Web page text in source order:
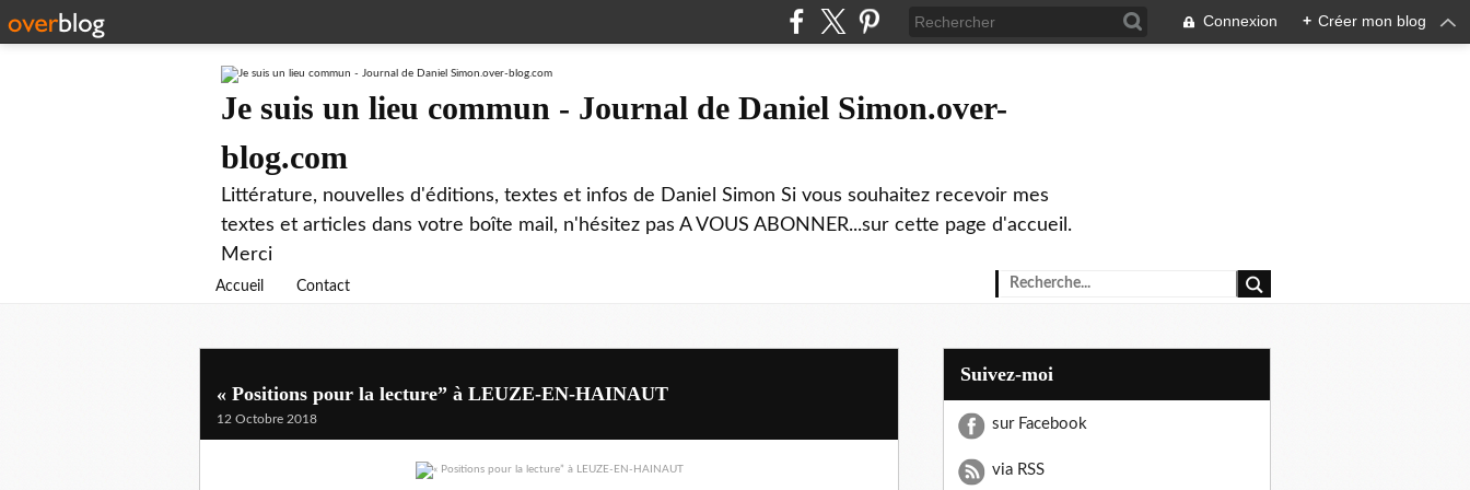
Connexion + Créer mon blog
Je suis un lieu commun - Journal de Daniel Simon.over-
blog.com
Littérature, nouvelles d'éditions, textes et infos de Daniel Simon Si vous souhaitez recevoir mes
textes et articles dans votre boîte mail, n'hésitez pas A VOUS ABONNER...sur cette page d'accueil.
Merci
Accueil Contact
« Positions pour la lecture” à LEUZE-EN-HAINAUT
12 Octobre 2018
Suivez-moi
sur Facebook
via RSS